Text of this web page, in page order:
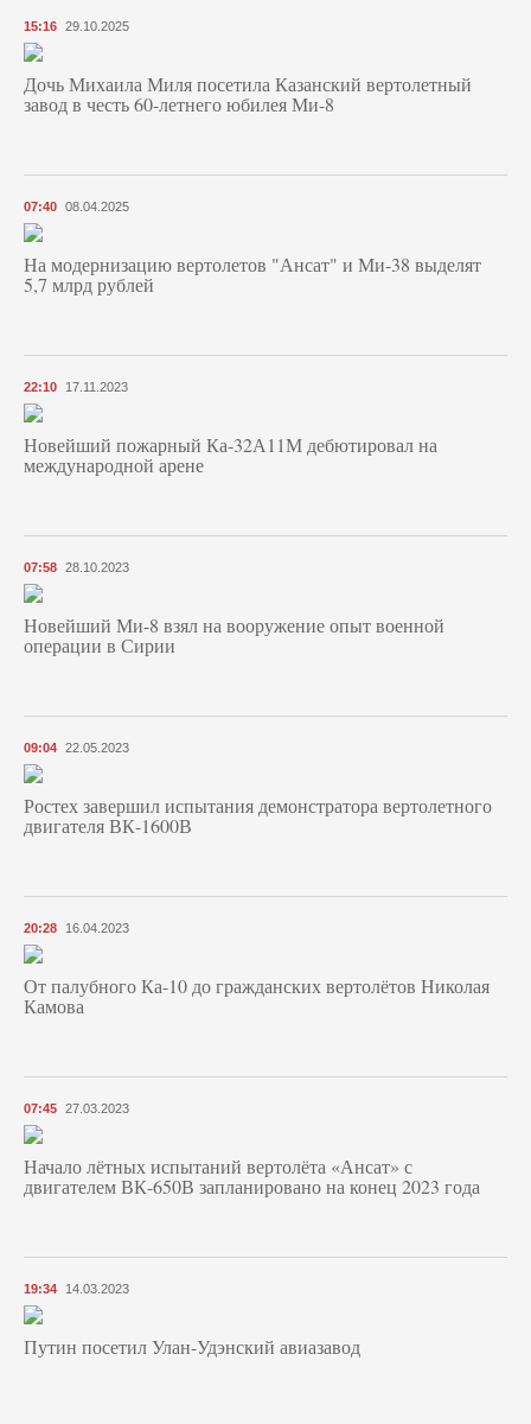
15:16 29.10.2025
Дочь Михаила Миля посетила Казанский вертолетный
завод в честь 60-летнего юбилея Ми-8
07:40 08.04.2025
На модернизацию вертолетов "Ансат" и Ми-38 выделят
5,7 млрд рублей
22:10 17.11.2023
Новейший пожарный Ка-32А11М дебютировал на
международной арене
07:58 28.10.2023
Новейший Ми-8 взял на вооружение опыт военной
операции в Сирии
09:04 22.05.2023
Ростех завершил испытания демонстратора вертолетного
двигателя ВК-1600В
20:28 16.04.2023
От палубного Ка-10 до гражданских вертолётов Николая
Камова
07:45 27.03.2023
Начало лётных испытаний вертолёта «Ансат» с
двигателем ВК-650В запланировано на конец 2023 года
19:34 14.03.2023
Путин посетил Улан-Удэнский авиазавод